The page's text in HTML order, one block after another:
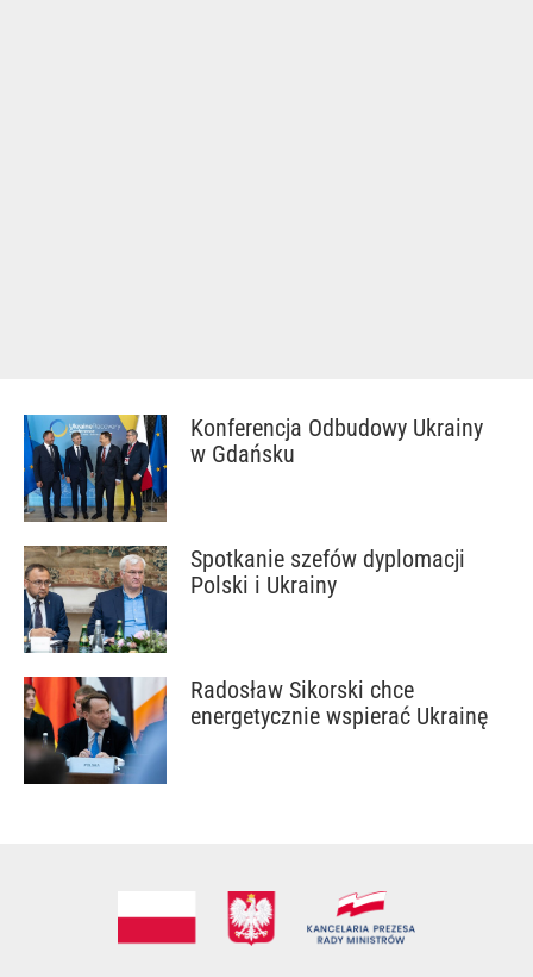
Konferencja Odbudowy Ukrainy
w Gdańsku
Spotkanie szefów dyplomacji
Polski i Ukrainy
Radosław Sikorski chce
energetycznie wspierać Ukrainę